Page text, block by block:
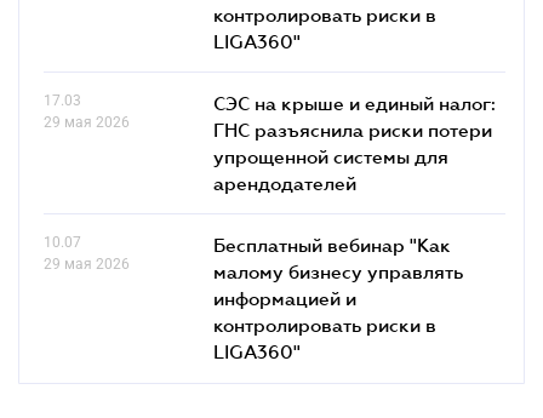
контролировать риски в
LIGA360"
17.03
29 мая 2026
СЭС на крыше и единый налог:
ГНС разъяснила риски потери
упрощенной системы для
арендодателей
10.07
29 мая 2026
Бесплатный вебинар "Как
малому бизнесу управлять
информацией и
контролировать риски в
LIGA360"